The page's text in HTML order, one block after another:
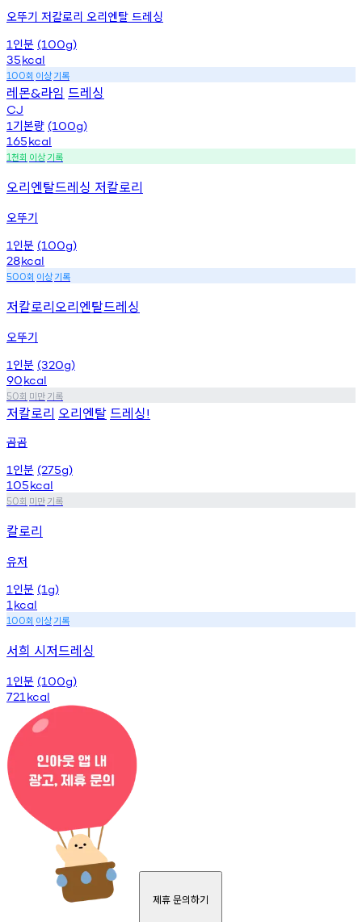
오뚜기 저칼로리 오리엔탈 드레싱
1 인분 (100g)
35kcal
100회 이상기록
레몬&라임 드레싱
CJ
1 기본량 (100g)
165kcal
1천회 이상기록
오리엔탈드레싱 저칼로리
오뚜기
1 인분 (100g)
28kcal
500회 이상기록
저칼로리오리엔탈드레싱
오뚜기
1 인분 (320g)
90kcal
50회 미만기록
저칼로리 오리엔탈드레싱!
곰곰
1 인분 (275g)
105kcal
50회 미만기록
칼로리
유저
1 인분 (1g)
1 kcal
100회 이상기록
서희 시저드레싱
1 인분 (100g)
721 kcal
제휴 문의하기